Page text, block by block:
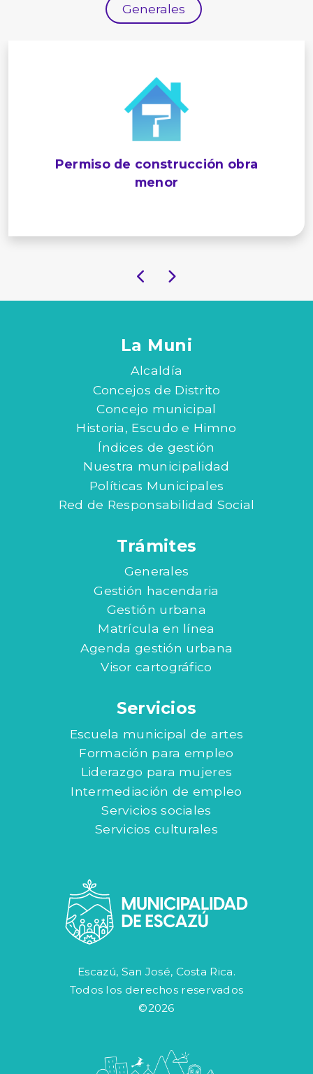
Generales
Permiso de construcción obra
menor
La Muni
Alcaldía
Concejos de Distrito
Concejo municipal
Historia, Escudo e Himno
Índices de gestión
Nuestra municipalidad
Políticas Municipales
Red de Responsabilidad Social
Trámites
Generales
Gestión hacendaria
Gestión urbana
Matrícula en línea
Agenda gestión urbana
Visor cartográfico
Servicios
Escuela municipal de artes
Formación para empleo
Liderazgo para mujeres
Intermediación de empleo
Servicios sociales
Servicios culturales
Escazú, San José, Costa Rica.
Todos los derechos reservados
©2026